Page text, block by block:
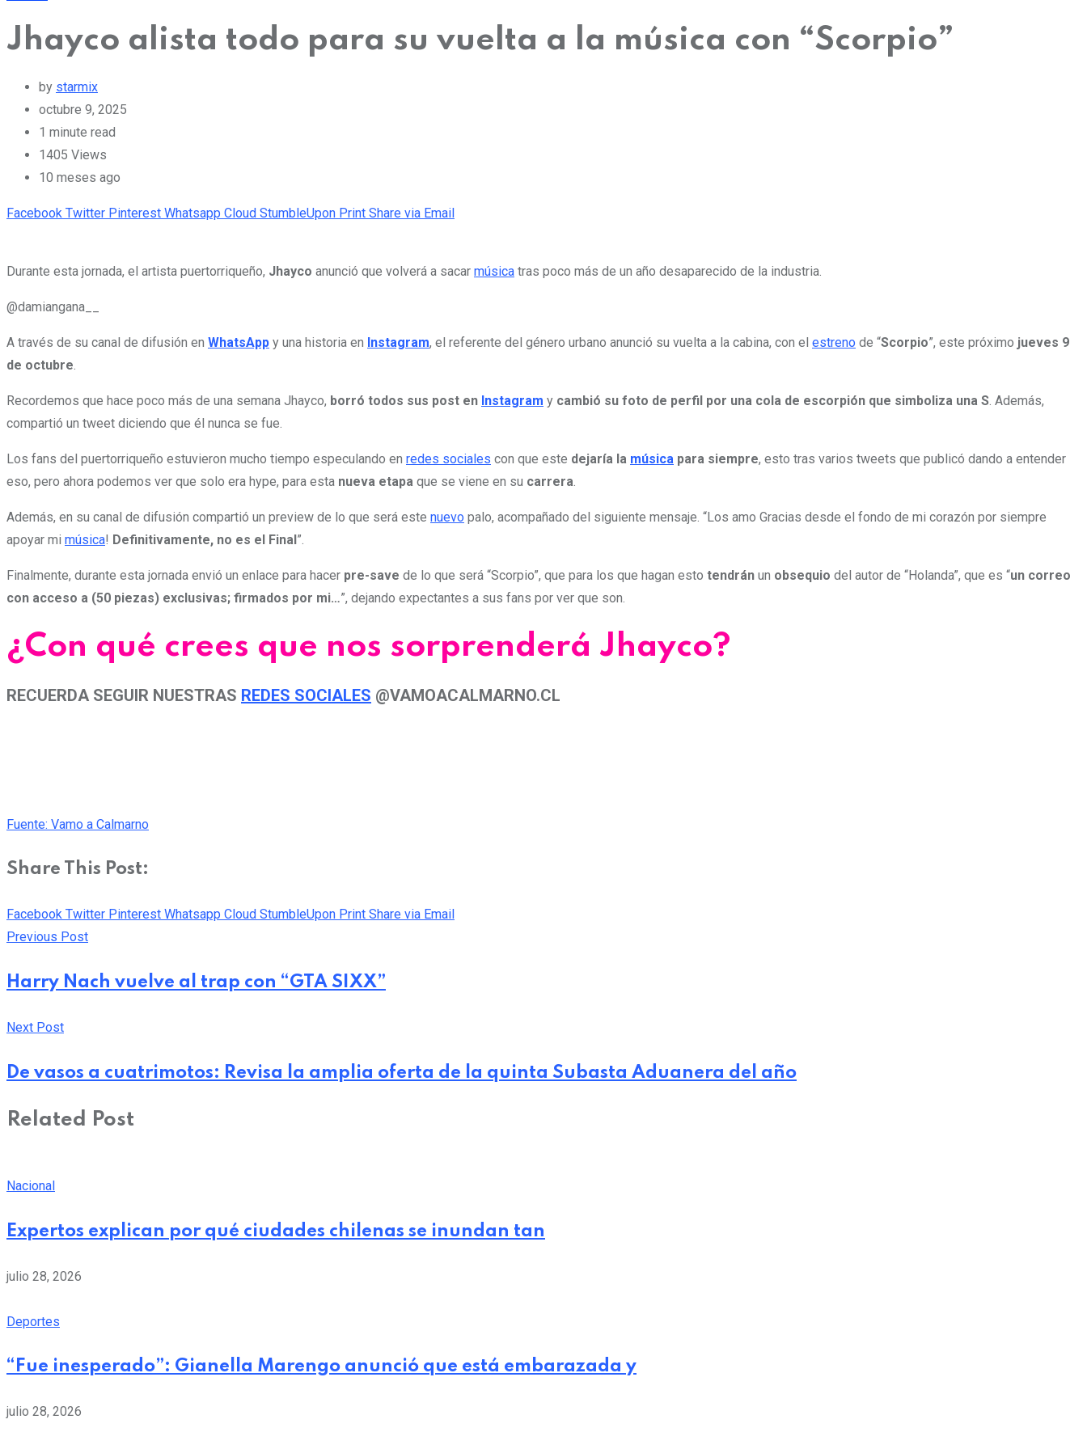
Jhayco alista todo para su vuelta a la música con “Scorpio”
by starmix
octubre 9, 2025
1 minute read
1405 Views
10 meses ago
Facebook Twitter Pinterest Whatsapp Cloud StumbleUpon Print Share via Email
Durante esta jornada, el artista puertorriqueño, Jhayco anunció que volverá a sacar música tras poco más de un año desaparecido de la industria.
@damiangana__
A través de su canal de difusión en WhatsApp y una historia en Instagram, el referente del género urbano anunció su vuelta a la cabina, con el estreno de “Scorpio”, este próximo jueves 9
de octubre
Recordemos que hace poco más de una semana Jhayco, borró todos sus post en Instagram y cambió su foto de perfil por una cola de escorpión que simboliza una S . Además,
compartió un tweet diciendo que él nunca se fue.
Los fans del puertorriqueño estuvieron mucho tiempo especulando en redes sociales con que este dejaría la música para siempre, esto tras varios tweets que publicó dando a entender
eso, pero ahora podemos ver que solo era hype, para esta nueva etapa que se viene en su carrera
Además, en su canal de difusión compartió un preview de lo que será este nuevo palo, acompañado del siguiente mensaje. “Los amo Gracias desde el fondo de mi corazón por siempre
apoyar mi música! Definitivamente, no es el Final”.
Finalmente, durante esta jornada envió un enlace para hacer pre-save de lo que será “Scorpio”, que para los que hagan esto tendrán un obsequio del autor de “Holanda”, que es “un correo
con acceso a (50 piezas) exclusivas; firmados por mi…”, dejando expectantes a sus fans por ver que son.
¿Con qué crees que nos sorprenderá Jhayco?
RECUERDA SEGUIR NUESTRAS REDES SOCIALES @VAMOACALMARNO.CL
Fuente: Vamo a Calmarno
Share This Post:
Facebook Twitter Pinterest Whatsapp Cloud StumbleUpon Print Share via Email
Previous Post
Harry Nach vuelve al trap con “GTA SIXX”
Next Post
De vasos a cuatrimotos: Revisa la amplia oferta de la quinta Subasta Aduanera del año
Related Post
Nacional
Expertos explican por qué ciudades chilenas se inundan tan
julio 28, 2026
Deportes
“Fue inesperado”: Gianella Marengo anunció que está embarazada y
julio 28, 2026